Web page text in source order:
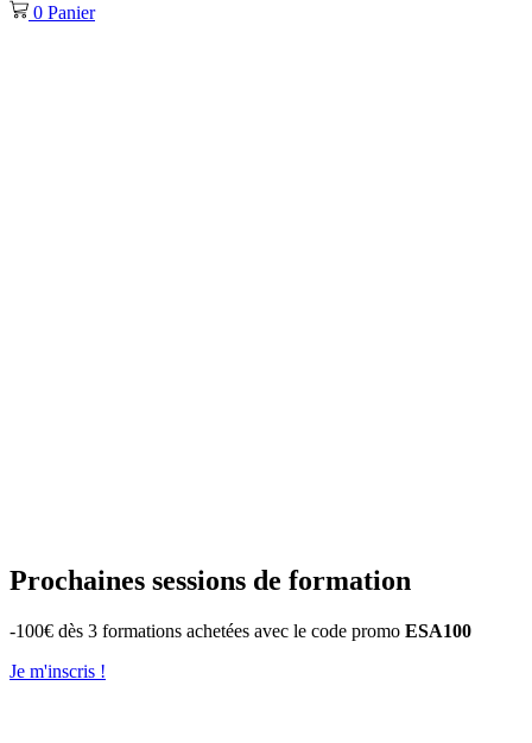
0 Panier
Prochaines sessions de formation
-100€ dès 3 formations achetées avec le code promo ESA100
Je m'inscris !